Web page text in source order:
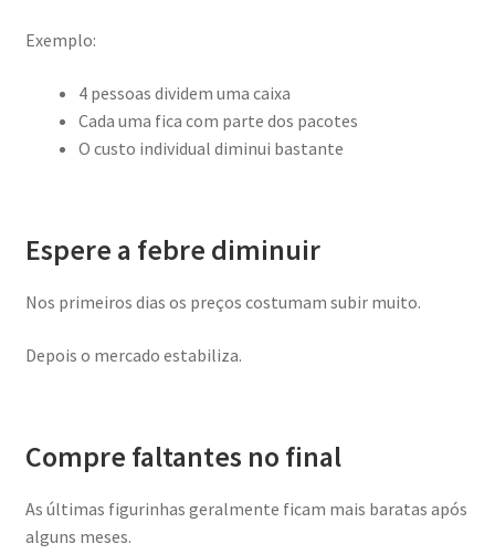
Exemplo:
4 pessoas dividem uma caixa
Cada uma fica com parte dos pacotes
O custo individual diminui bastante
Espere a febre diminuir
Nos primeiros dias os preços costumam subir muito.
Depois o mercado estabiliza.
Compre faltantes no final
As últimas figurinhas geralmente ficam mais baratas após
alguns meses.